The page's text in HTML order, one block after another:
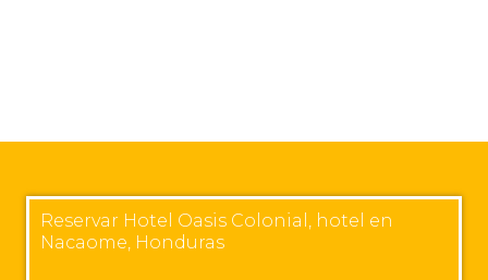
Reservar Hotel Oasis Colonial, hotel en
Nacaome, Honduras